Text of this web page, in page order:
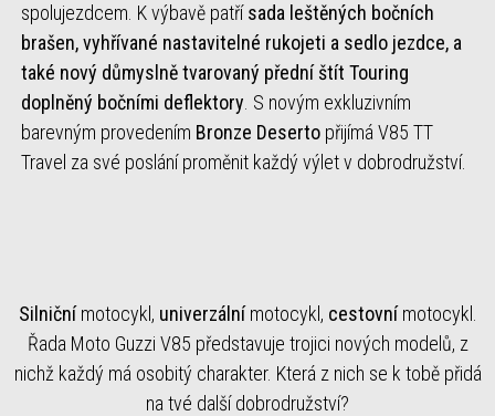
spolujezdcem. K výbavě patřísada leštěných bočních
brašen, vyhřívané nastavitelné rukojeti a sedlo jezdce, a
také nový důmyslně tvarovaný přední štít Touring
doplněný bočními deflektory. S novým exkluzivním
barevným provedením Bronze Desertopřijímá V85 TT
Travel za své poslání proměnit každý výlet v dobrodružství.
Silničnímotocykl, univerzálnímotocykl, cestovnímotocykl.
Řada Moto Guzzi V85 představuje trojici nových modelů, z
nichž každý má osobitý charakter. Která z nich se k tobě přidá
na tvé další dobrodružství?